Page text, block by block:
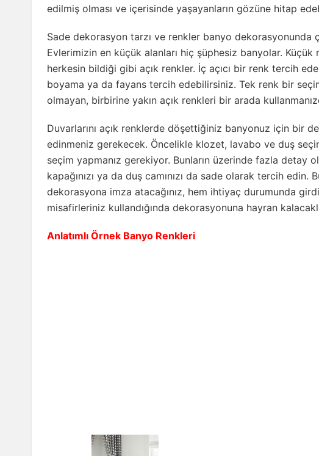
edilmiş olması ve içerisinde yaşayanların gözüne hitap
Sade dekorasyon tarzı ve renkler banyo
Evlerimizin en küçük alanları hiç şüphesiz banyolar. Küçük
herkesin bildiği gibi açık renkler. İç açıcı bir renk tercih
boyama ya da fayans tercih edebilirsiniz. Tek renk bir
olmayan, birbirine yakın açık renkleri bir arada
Duvarlarını açık renklerde döşettiğiniz banyonuz için bir
edinmeniz gerekecek. Öncelikle klozet, lavabo ve duş
seçim yapmanız gerekiyor. Bunların üzerinde fazla detay
kapağınızı ya da duş camınızı da sade olarak tercih
dekorasyona imza atacağınız, hem ihtiyaç durumunda
misafirleriniz kullandığında dekorasyonuna hayran
Anlatımlı Örnek Banyo Renkleri